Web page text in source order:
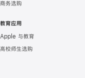
商务选购
教育应用
Apple 与教育
高校师生选购